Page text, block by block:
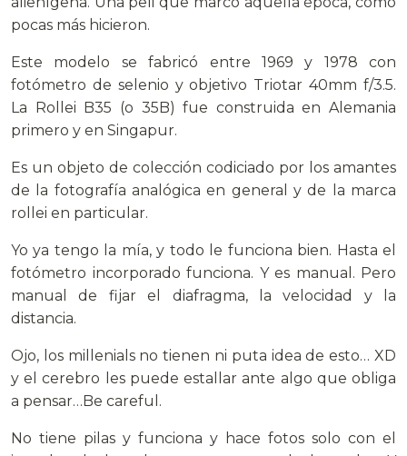
pocas más hicieron.
Este modelo se fabricó entre 1969 y 1978 con
fotómetro de selenio y objetivo Triotar 40mm f/3.5.
La Rollei B35 (o 35B) fue construida en Alemania
primero y en Singapur.
Es un objeto de colección codiciado por los amantes
de la fotografía analógica en general y de la marca
rollei en particular.
Yo ya tengo la mía, y todo le funciona bien. Hasta el
fotómetro incorporado funciona. Y es manual. Pero
manual de fijar el diafragma, la velocidad y la
distancia.
Ojo, los millenials no tienen ni puta idea de esto… XD
y el cerebro les puede estallar ante algo que obliga
a pensar…Be careful.
No tiene pilas y funciona y hace fotos solo con el